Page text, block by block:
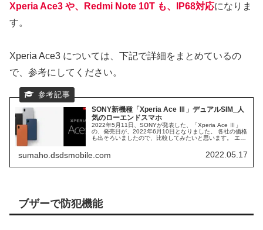
Xperia Ace3 や、Redmi Note 10T も、IP68対応になりま
す。
Xperia Ace3 については、下記で詳細をまとめているの
で、参考にしてください。
SONY新機種「Xperia Ace Ⅲ」デュアルSIM_人
気のローエンドスマホ
2022年5月11日、SONYが発表した、「Xperia Ace Ⅲ」
の、発売日が、2022年6月10日となりました。 各社の価格
も出そろいましたので、比較してみたいと思います。 エン
sumaho.dsdsmobile.com 2022.05.17
ブザーで防犯機能